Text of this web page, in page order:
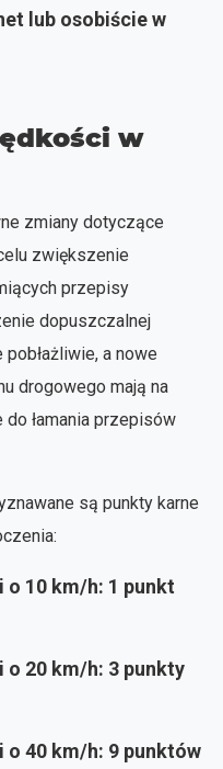
lub osobiście w
w
zmiany dotyczące
zwiększenie
przepisy
dopuszczalnej
a nowe
drogowego mają na
łamania przepisów
są punkty karne
10 km/h: 1 punkt
20 km/h: 3 punkty
40 km/h: 9 punktów